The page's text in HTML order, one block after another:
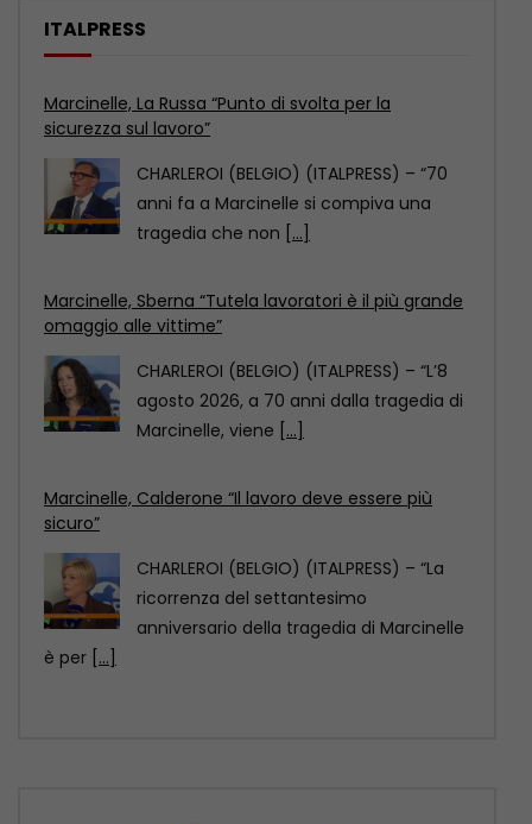
ITALPRESS
Marcinelle, Sberna “Tutela lavoratori è il più grande
omaggio alle vittime”
CHARLEROI (BELGIO) (ITALPRESS) – “L’8
agosto 2026, a 70 anni dalla tragedia di
Marcinelle, viene [...]
Marcinelle, Calderone “Il lavoro deve essere più
sicuro”
CHARLEROI (BELGIO) (ITALPRESS) – “La
ricorrenza del settantesimo
anniversario della tragedia di Marcinelle
Marcinelle, La Russa “Punto di svolta per la
sicurezza sul lavoro”
CHARLEROI (BELGIO) (ITALPRESS) – “70
anni fa a Marcinelle si compiva una